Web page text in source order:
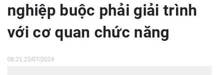
nghiệp buộc phải giải trình
với cơ quan chức năng
08:21 23/07/2024